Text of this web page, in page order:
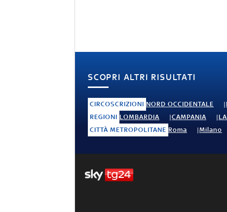
SCOPRI ALTRI RISULTATI
CIRCOSCRIZIONI NORD OCCIDENTALE
REGIONI LOMBARDIA CAMPANIA
CITTÀ METROPOLITANE Roma Milano